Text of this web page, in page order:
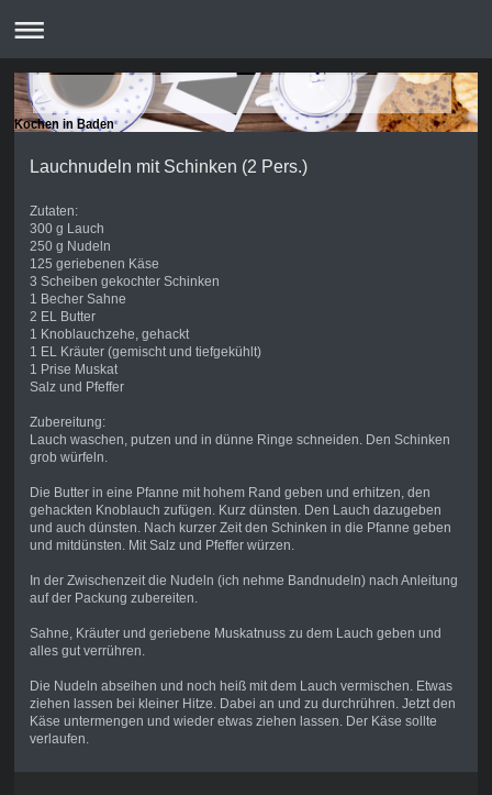
Kochen in Baden
Lauchnudeln mit Schinken (2 Pers.)
Zutaten:
300 g Lauch
250 g Nudeln
125 geriebenen Käse
3 Scheiben gekochter Schinken
1 Becher Sahne
2 EL Butter
1 Knoblauchzehe, gehackt
1 EL Kräuter (gemischt und tiefgekühlt)
1 Prise Muskat
Salz und Pfeffer
Zubereitung:
Lauch waschen, putzen und in dünne Ringe schneiden. Den Schinken
grob würfeln.
Die Butter in eine Pfanne mit hohem Rand geben und erhitzen, den
gehackten Knoblauch zufügen. Kurz dünsten. Den Lauch dazugeben
und auch dünsten. Nach kurzer Zeit den Schinken in die Pfanne geben
und mitdünsten. Mit Salz und Pfeffer würzen.
In der Zwischenzeit die Nudeln (ich nehme Bandnudeln) nach Anleitung
auf der Packung zubereiten.
Sahne, Kräuter und geriebene Muskatnuss zu dem Lauch geben und
alles gut verrühren.
Die Nudeln abseihen und noch heiß mit dem Lauch vermischen. Etwas
ziehen lassen bei kleiner Hitze. Dabei an und zu durchrühren. Jetzt den
Käse untermengen und wieder etwas ziehen lassen. Der Käse sollte
verlaufen.